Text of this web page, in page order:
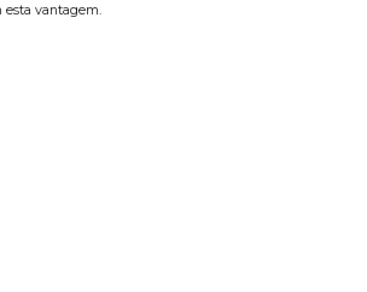
esta vantagem.